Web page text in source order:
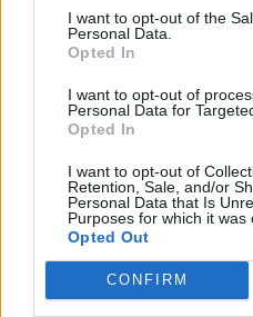
I want to opt-out of the
Personal Data.
Opted In
I want to opt-out of
Personal Data for
Opted In
I want to opt-out of
Retention, Sale, and/or
Personal Data that Is
Purposes for which it was
Opted Out
CONFIRM
Επίτιμος Διδάκτορας
Αποστολόπουλος